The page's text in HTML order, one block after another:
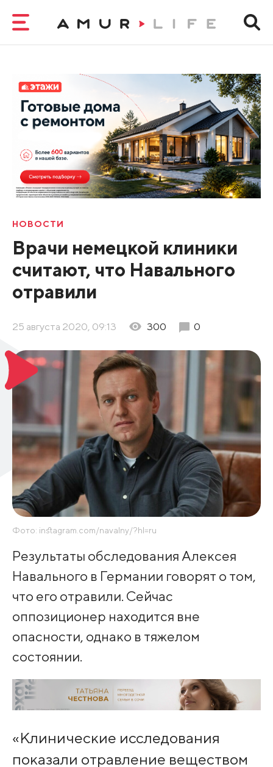
НОВОСТИ
Врачи немецкой клиники
считают, что Навального
отравили
25 августа 2020, 09:13 300 0
Фото: instagram.com/navalny/?hl=ru
Результаты обследования Алексея
Навального в Германии говорят о том,
что его отравили. Сейчас
оппозиционер находится вне
опасности, однако в тяжелом
состоянии.
«Клинические исследования
показали отравление веществом